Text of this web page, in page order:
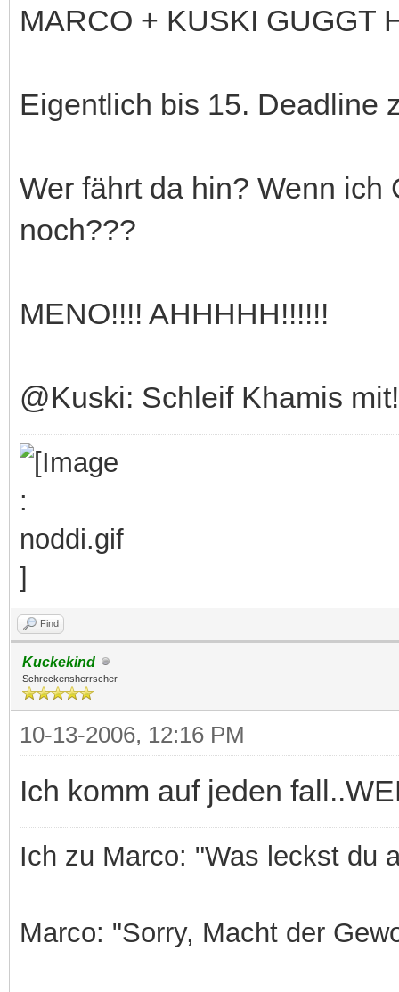
MARCO + KUSKI GUGGT
Eigentlich bis 15. Deadline
Wer fährt da hin? Wenn ich
noch???
MENO!!!! AHHHHH!!!!!!
@Kuski: Schleif Khamis
Find
Kuckekind
Schreckensherrscher
10-13-2006, 12:16 PM
Ich komm auf jeden
Ich zu Marco: "Was leckst du
Marco: "Sorry, Macht der